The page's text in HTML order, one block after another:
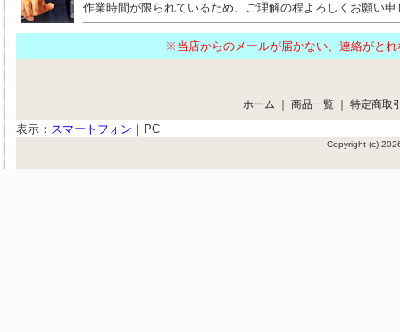
作業時間が限られているため、ご理解の程よろしくお願い申
※当店からのメールが届かない、連絡が
ホーム ｜ 商品一覧 ｜ 特定商取
表示： スマートフォン ｜ PC
Copyright (c)